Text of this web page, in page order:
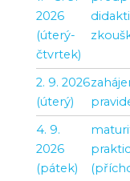
2026
(úterý-
čtvrtek)
2. 9. 2026
(úterý)
4. 9.
2026
(pátek)